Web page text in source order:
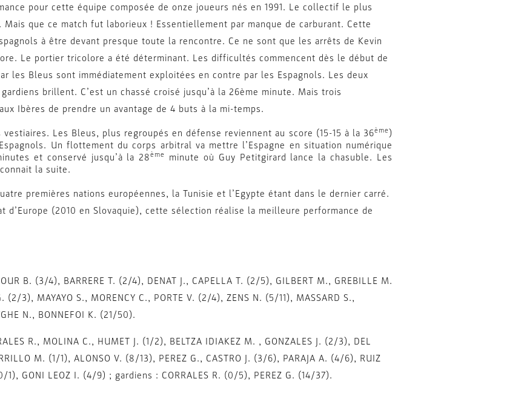
pour cette équipe composée de onze joueurs nés en 1991. Le collectif le plus
Mais que ce match fut laborieux ! Essentiellement par manque de carburant. Cette
à être devant presque toute la rencontre. Ce ne sont que les arrêts de Kevin
Le portier tricolore a été déterminant. Les difficultés commencent dès le début de
les Bleus sont immédiatement exploitées en contre par les Espagnols. Les deux
brillent. C’est un chassé croisé jusqu’à la 26ème minute. Mais trois
Ibères de prendre un avantage de 4 buts à la mi-temps.
Les Bleus, plus regroupés en défense reviennent au score (15-15 à la 36ème)
Un flottement du corps arbitral va mettre l’Espagne en situation numérique
et conservé jusqu’à la 28ème
minute où Guy Petitgirard lance la chasuble. Les
la suite.
premières nations européennes, la Tunisie et l’Egypte étant dans le dernier carré.
d’Europe (2010 en Slovaquie), cette sélection réalise la meilleure performance de
B. (3/4), BARRERE T. (2/4), DENAT J., CAPELLA T. (2/5), GILBERT M., GREBILLE M.
3), MAYAYO S., MORENCY C., PORTE V. (2/4), ZENS N. (5/11), MASSARD S.,
N., BONNEFOI K. (21/50).
R., MOLINA C., HUMET J. (1/2), BELTZA IDIAKEZ M. , GONZALES J. (2/3), DEL
M. (1/1), ALONSO V. (8/13), PEREZ G., CASTRO J. (3/6), PARAJA A. (4/6), RUIZ
1), GONI LEOZ I. (4/9) ; gardiens : CORRALES R. (0/5), PEREZ G. (14/37).